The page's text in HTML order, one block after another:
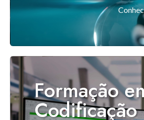
Formação
Codificação